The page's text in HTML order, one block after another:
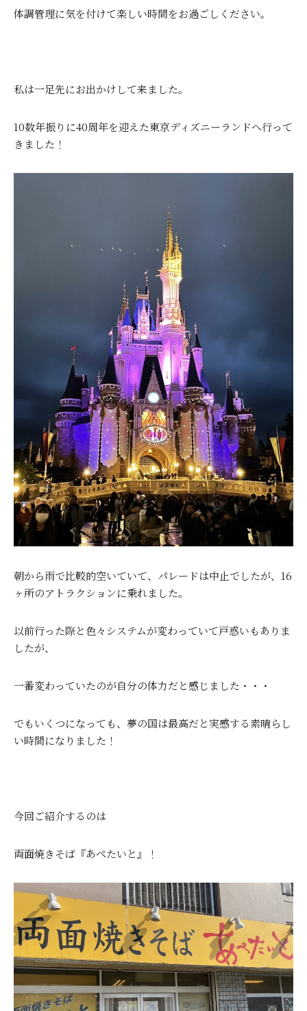
体調管理に気を付けて楽しい時間をお過ごしください。
私は一足先にお出かけして来ました。
10数年振りに40周年を迎えた東京ディズニーランドへ行って
きました！
朝から雨で比較的空いていて、パレードは中止でしたが、16
ヶ所のアトラクションに乗れました。
以前行った際と色々システムが変わっていて戸惑いもありま
したが、
一番変わっていたのが自分の体力だと感じました・・・
でもいくつになっても、夢の国は最高だと実感する素晴らし
い時間になりました！
今回ご紹介するのは
両面焼きそば『あぺたいと』！